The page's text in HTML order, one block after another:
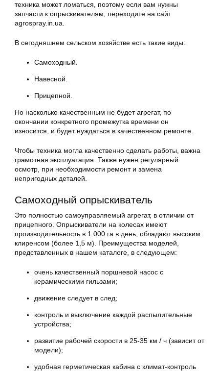
техника может ломаться, поэтому если вам нужны
запчасти к опрыскивателям, переходите на сайт
agrospray.in.ua.
В сегодняшнем сельском хозяйстве есть такие виды:
Самоходный.
Навесной.
Прицепной.
Но насколько качественным не будет агрегат, по
окончании конкретного промежутка времени он
износится, и будет нуждаться в качественном ремонте.
Чтобы техника могла качественно сделать работы, важна
грамотная эксплуатация. Также нужен регулярный
осмотр, при необходимости ремонт и замена
непригодных деталей.
Самоходный опрыскиватель
Это полностью самоуправляемый агрегат, в отличии от
прицепного. Опрыскиватели на колесах имеют
производительность в 1 000 га в день, обладают высоким
клиренсом (более 1,5 м). Преимущества моделей,
представленных в нашем каталоге, в следующем:
очень качественный поршневой насос с
керамическими гильзами;
движение следует в след;
контроль и выключение каждой распылительные
устройства;
развитие рабочей скорости в 25-35 км / ч (зависит от
модели);
удобная герметическая кабина с климат-контроль